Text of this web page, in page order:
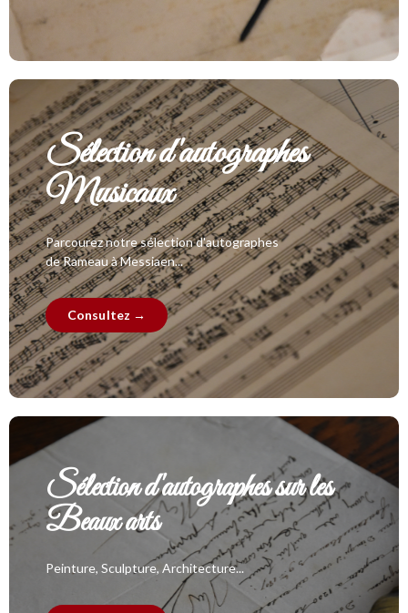
Sélection d'autographes
Musicaux
Parcourez notre sélection d'autographes
de Rameau à Messiaen...
Consultez →
Sélection d'autographes sur les
Beaux arts
Peinture, Sculpture, Architecture...